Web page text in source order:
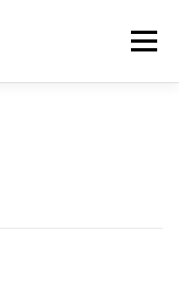
Menu